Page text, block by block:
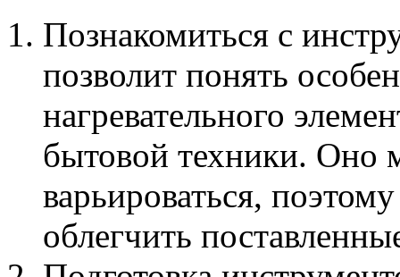
Познакомиться с
позволит понять
нагревательного
бытовой техники. Оно
варьироваться,
облегчить